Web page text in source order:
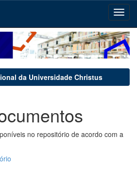
da Universidade Christus
no repositório de acordo com a